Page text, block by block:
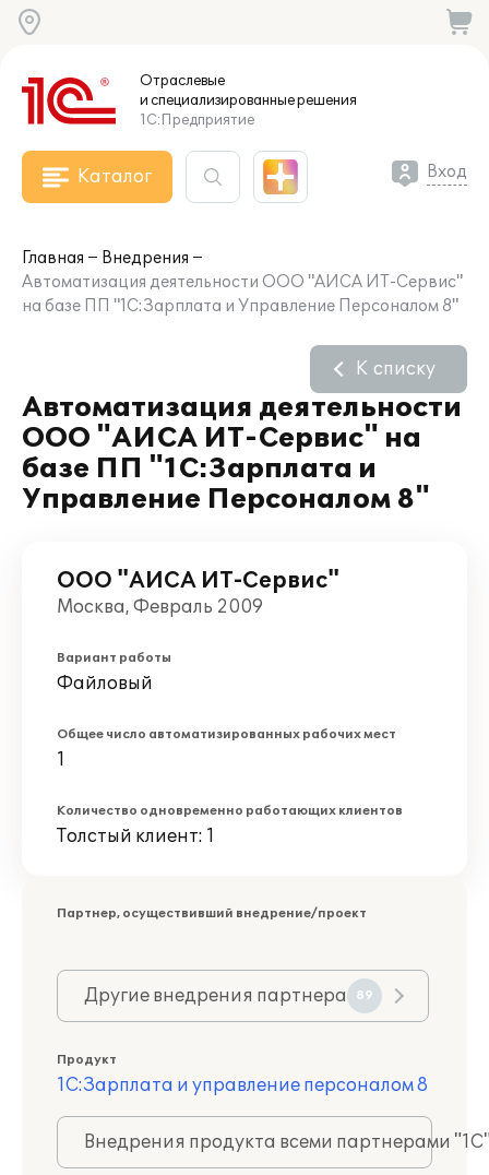
Отраслевые
и специализированныерешения
1С:Предприятие
Каталог Вход
Главная
Внедрения
Автоматизация деятельности ООО "АИСА ИТ-Сервис"
на базе ПП "1С:Зарплата и Управление Персоналом 8"
Автоматизация деятельности
ООО "АИСА ИТ-Сервис" на
базе ПП "1С:Зарплата и
Управление Персоналом 8"
К списку
ООО "АИСА ИТ-Сервис"
Москва, Февраль 2009
Вариант работы
Файловый
Общее число автоматизированных рабочих мест
1
Количество одновременно работающих клиентов
Толстый клиент: 1
Партнер, осуществивший внедрение/проект
Другие внедрения партнера 89
Продукт
1С:Зарплата и управление персоналом 8
Внедрения продукта всеми партнерами